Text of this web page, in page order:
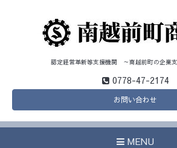
認定経営革新等支援機関 ～南越前町の企業
0778-47-2174
お問い合わせ
MENU